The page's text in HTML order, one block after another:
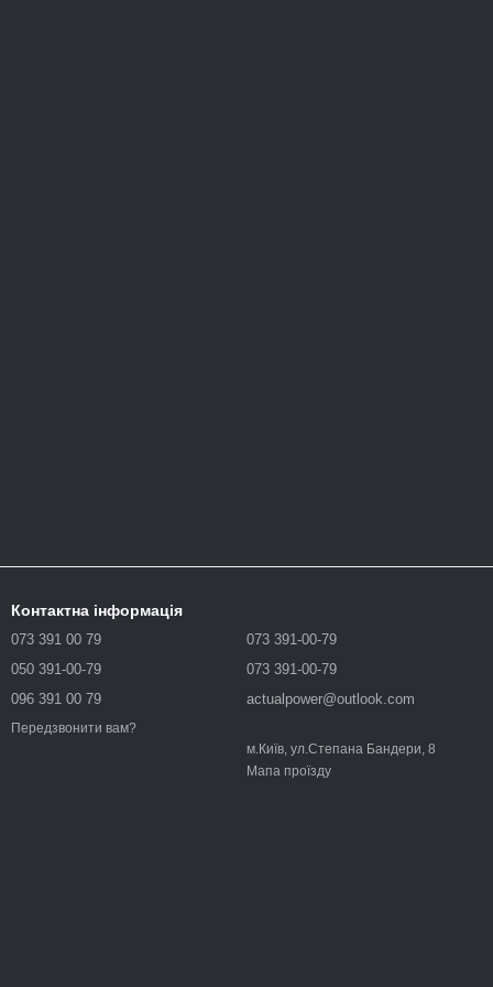
Контактна інформація
073 391 00 79
050 391-00-79
096 391 00 79
Передзвонити вам?
073 391-00-79
073 391-00-79
actualpower@outlook.com
м.Київ, ул.Степана Бандери, 8
Мапа проїзду